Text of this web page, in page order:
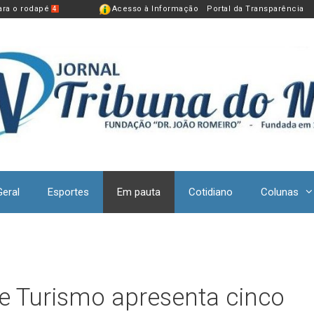
o rodapé 4 Acesso à Informação Portal da Transparência
Esportes Em pauta Cotidiano Colunas
Turismo apresenta cinco